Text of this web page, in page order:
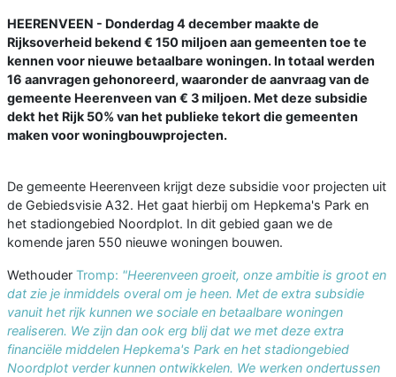
HEERENVEEN - Donderdag 4 december maakte de
Rijksoverheid bekend € 150 miljoen aan gemeenten toe te
kennen voor nieuwe betaalbare woningen. In totaal werden
16 aanvragen gehonoreerd, waaronder de aanvraag van de
gemeente Heerenveen van € 3 miljoen. Met deze subsidie
dekt het Rijk 50% van het publieke tekort die gemeenten
maken voor woningbouwprojecten.
De gemeente Heerenveen krijgt deze subsidie voor projecten uit
de Gebiedsvisie A32. Het gaat hierbij om Hepkema's Park en
het stadiongebied Noordplot. In dit gebied gaan we de
komende jaren 550 nieuwe woningen bouwen.
Wethouder Tromp: "Heerenveen groeit, onze ambitie is groot en
dat zie je inmiddels overal om je heen. Met de extra subsidie
vanuit het rijk kunnen we sociale en betaalbare woningen
realiseren. We zijn dan ook erg blij dat we met deze extra
financiële middelen Hepkema's Park en het stadiongebied
Noordplot verder kunnen ontwikkelen. We werken ondertussen